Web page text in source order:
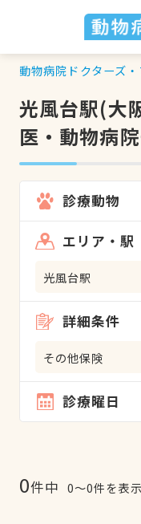
動物病院ドクターズ
光風台駅(大
医・動物病
診療動物
エリア・駅
光風台駅
詳細条件
その他保険
診療曜日
0件中 0〜0件を表示